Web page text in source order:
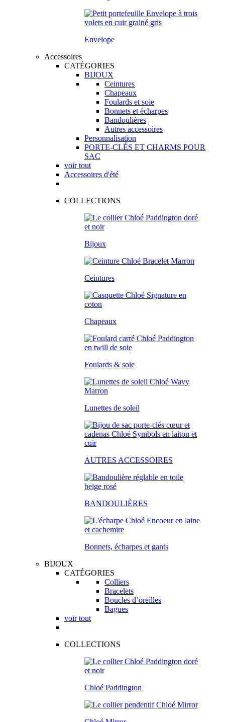
Envelope
Accessoires
CATÉGORIES
BIJOUX
Ceintures
Chapeaux
Foulards et soie
Bonnets et écharpes
Bandoulières
Autres accessoires
Personnalisation
PORTE-CLÉS ET CHARMS POUR
SAC
voir tout
Accessoires d'été
COLLECTIONS
Bijoux
Ceintures
Chapeaux
Foulards & soie
Lunettes de soleil
AUTRES ACCESSOIRES
BANDOULIÈRES
Bonnets, écharpes et gants
BIJOUX
CATÉGORIES
Colliers
Bracelets
Boucles d’oreilles
Bagues
voir tout
COLLECTIONS
Chloé Paddington